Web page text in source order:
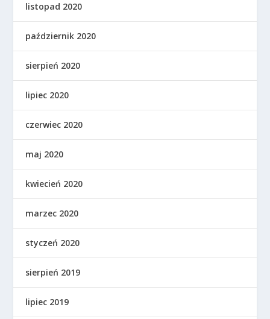
listopad 2020
październik 2020
sierpień 2020
lipiec 2020
czerwiec 2020
maj 2020
kwiecień 2020
marzec 2020
styczeń 2020
sierpień 2019
lipiec 2019